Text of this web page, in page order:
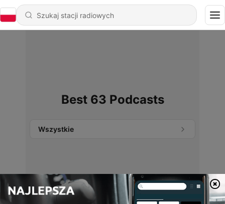
Best 63 Podcasts
Wszystkie
Nie znaleziono podcastów.